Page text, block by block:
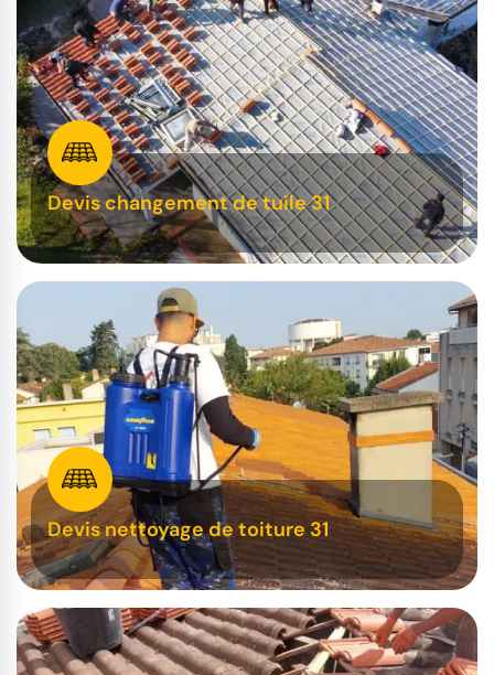
Devis changement de tuile 31
Devis nettoyage de toiture 31